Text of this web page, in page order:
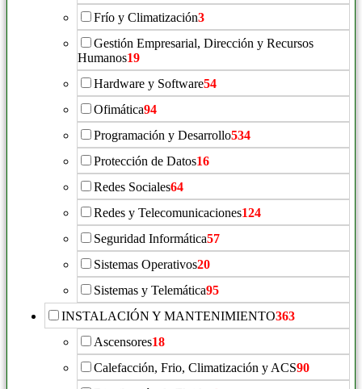
Frío y Climatización3
Gestión Empresarial, Dirección y Recursos
Humanos19
Hardware y Software54
Ofimática94
Programación y Desarrollo534
Protección de Datos16
Redes Sociales64
Redes y Telecomunicaciones124
Seguridad Informática57
Sistemas Operativos20
Sistemas y Telemática95
INSTALACIÓN Y MANTENIMIENTO363
Ascensores18
Calefacción, Frio, Climatización y ACS90